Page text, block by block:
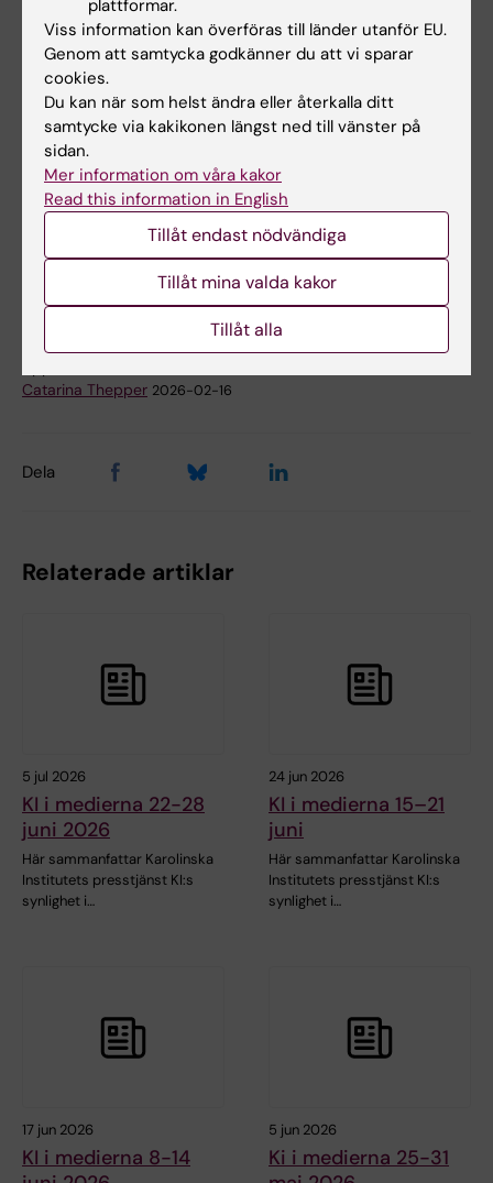
Christian Rück, professor i psykiatri vid KI,
deltar i SVT:s talkshowSkavlan och Sverige
En ny forskningsstudie på KI ska undersöka
om personer som dömts för grova brott hade
kunnat fångas upp tidigare.
SVT Nyheter
intervjuar
Katarina Howner, rättspsykiater
och forskare, som ska leda studien.
Tags
Catarina Thepper 2026-02-16
Dela
Relaterade artiklar
5 jul 2026
KI i medierna 22-28
juni 2026
Här sammanfattar Karolinska
Institutets presstjänst KI:s
synlighet i…
24 jun 2026
KI i medierna 15–21
juni
Här sammanfattar Karolinska
Institutets presstjänst KI:s
synlighet i…
17 jun 2026
KI i medierna 8-14
5 jun 2026
Ki i medierna 25-31
plattformar.
Viss information kan överföras till länder utanför EU.
Genom att samtycka godkänner du att vi sparar
cookies.
Du kan när som helst ändra eller återkalla ditt
samtycke via kakikonen längst ned till vänster på
sidan.
Mer information om våra kakor
Read this information in English
Tillåt endast nödvändiga
Tillåt mina valda kakor
Tillåt alla